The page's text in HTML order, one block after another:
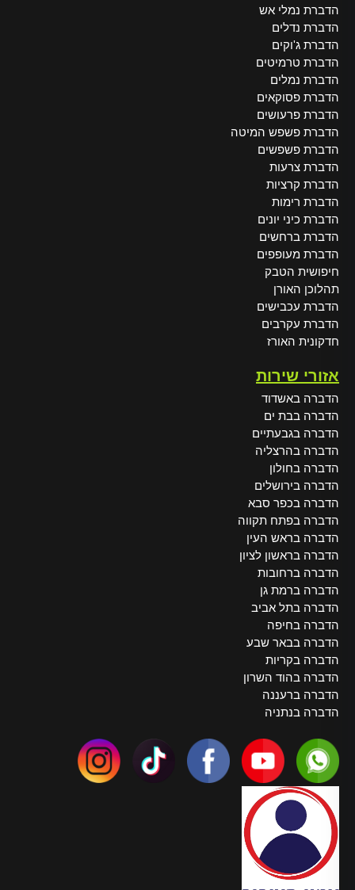
הדברת נמלי אש
הדברת נדלים
הדברת ג'וקים
הדברת טרמיטים
הדברת נמלים
הדברת פסוקאים
הדברת פרעושים
הדברת פשפש המיטה
הדברת פשפשים
הדברת צרעות
הדברת קרציות
הדברת רימות
הדברת כיני יונים
הדברת ברחשים
הדברת מעופפים
חיפושית הטבק
תהלוכן האורן
הדברת עכבישים
הדברת עקרבים
חדקונית האורז
אזורי שירות
הדברה באשדוד
הדברה בבת ים
הדברה בגבעתיים
הדברה בהרצליה
הדברה בחולון
הדברה בירושלים
הדברה בכפר סבא
הדברה בפתח תקווה
הדברה בראש העין
הדברה בראשון לציון
הדברה ברחובות
הדברה ברמת גן
הדברה בתל אביב
הדברה בחיפה
הדברה בבאר שבע
הדברה בקריות
הדברה בהוד השרון
הדברה ברעננה
הדברה בנתניה